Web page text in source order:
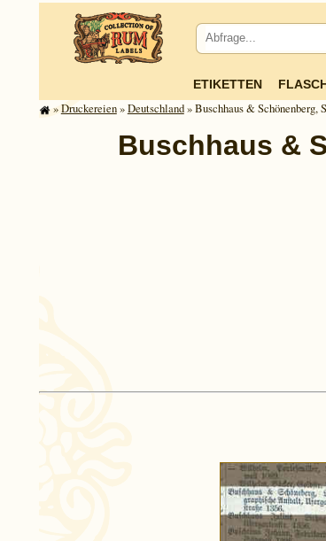
ETIKETTEN
»Druckereien»Deutsch­land» Buschhaus & Schönenberg,
Buschhaus &